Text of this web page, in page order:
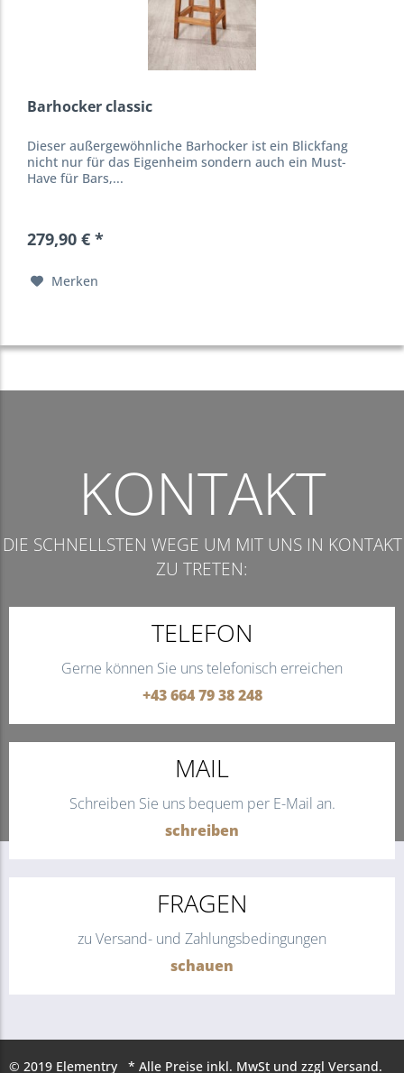
Barhocker classic
Dieser außergewöhnliche Barhocker ist ein Blickfang
nicht nur für das Eigenheim sondern auch ein Must-
Have für Bars,...
279,90 € *
Merken
KONTAKT
DIE SCHNELLSTEN WEGE UM MIT UNS IN KONTAKT
ZU TRETEN:
TELEFON
Gerne können Sie uns telefonisch erreichen
+43 664 79 38 248
MAIL
Schreiben Sie uns bequem per E-Mail an.
schreiben
FRAGEN
zu Versand- und Zahlungsbedingungen
schauen
© 2019 Elementry * Alle Preise inkl. MwSt und zzgl Versand.